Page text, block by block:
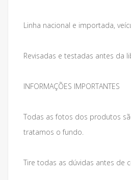
Linha nacional e importada,
Revisadas e testadas antes da
INFORMAÇÕES IMPORTANTES
Todas as fotos dos produtos
tratamos o fundo.
Tire todas as dúvidas antes de